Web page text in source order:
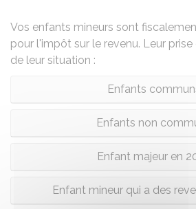
Vos enfants mineurs sont
pour l'impôt sur le revenu. Leur
de leur situation :
Enfants
Enfants non
Enfant majeur en
Enfant mineur qui a des